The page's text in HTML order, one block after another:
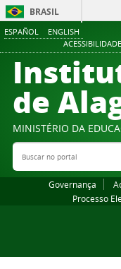
ESPAÑOL ENGLISH
ACESSIBILIDADE
BRASIL
de
MINISTÉRIO DA
Buscar no portal
Governança
Processo